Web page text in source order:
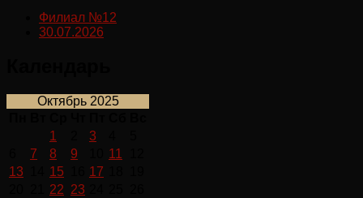
Филиал №12
30.07.2026
Октябрь 2025
1
3
7 8 9 11
13
15 17
22 23